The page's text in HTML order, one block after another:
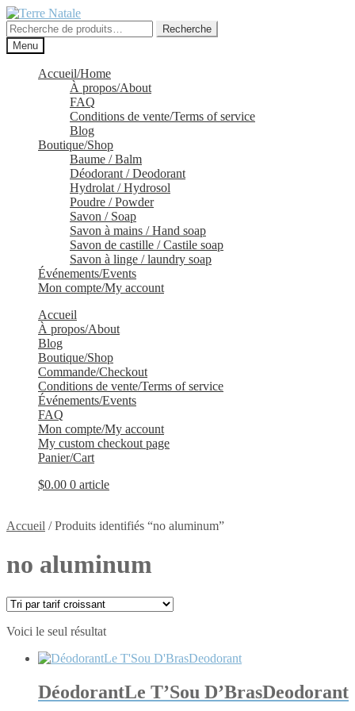
Aller
à
la
navigation
Aller
au
contenu
Recherche
pour :
Recherche
Menu
Accueil/Home
À propos/About
FAQ
Conditions de vente/Terms of service
Blog
Boutique/Shop
Baume / Balm
Déodorant / Deodorant
Hydrolat / Hydrosol
Poudre / Powder
Savon / Soap
Savon à mains / Hand soap
Savon de castille / Castile soap
Savon à linge / laundry soap
Événements/Events
Mon compte/My account
Accueil
À propos/About
Blog
Boutique/Shop
Commande/Checkout
Conditions de vente/Terms of service
Événements/Events
FAQ
Mon compte/My account
My custom checkout page
Panier/Cart
$0.00 0 article
Accueil /Produits identifiés “no aluminum”
no aluminum
Voici le seul résultat
DéodorantLe T’Sou D’BrasDeodorant